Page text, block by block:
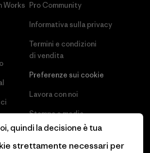
Works Pro Community
Informativa sulla privacy
Termini e condizioni
di vendita
Preferenze sui cookie
Lavora con noi
Stampa e media
Industry program
quindi la decisione è tua
strettamente necessari per